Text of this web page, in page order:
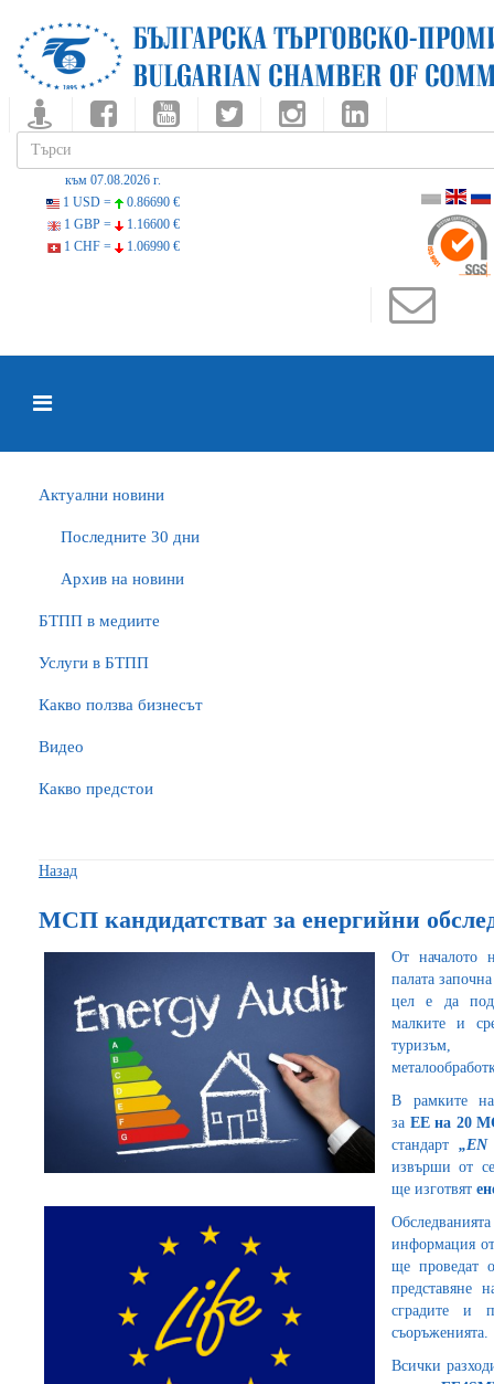
към 07.08.2026 г.
1 USD =
0.86690 €
1 GBP =
1.16600 €
1 CHF =
1.06990 €
Актуални новини
Последните 30 дни
Архив на новини
БTПП в медиите
Услуги в БТПП
Какво ползва бизнесът
Видео
Какво предстои
Назад
МСП кандидатстват за енергийни
От началото
палата
цел е да
малките и
туризъм,
В рамките
за ЕЕ на 20
стандарт„EN
извърши от
ще изготвят
информация
ще проведат
представяне
сградите и
съоръженията.
Всички